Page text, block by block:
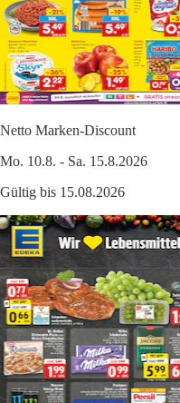
Netto Marken-Discount
Mo. 10.8. - Sa. 15.8.2026
Gültig bis 15.08.2026